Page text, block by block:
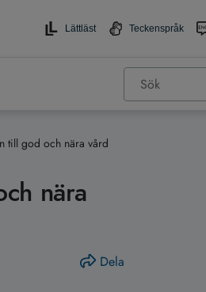
Lättläst Teckenspråk
till god och nära vård
nära
Dela